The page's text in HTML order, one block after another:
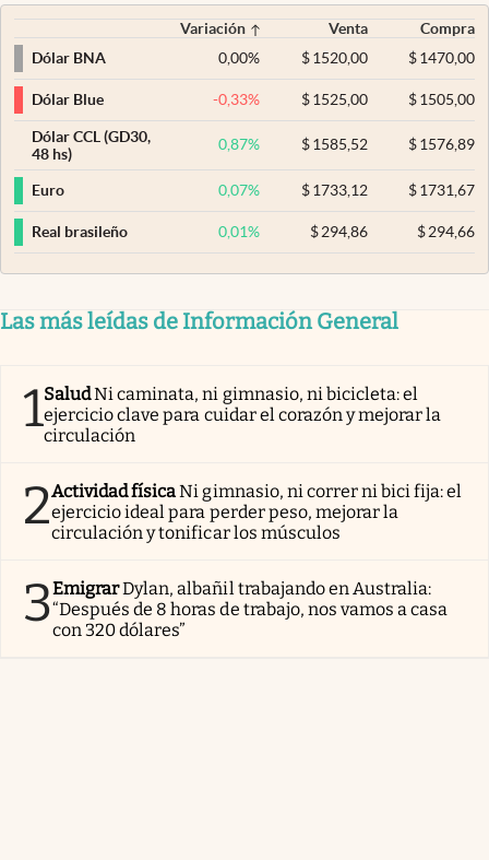
Variación Venta
Compra
Dólar BNA
0,00% $ 1520,00 $1470,00
Dólar Blue -0,33% $ 1525,00 $1505,00
Dólar CCL (GD30,
48 hs)
0,87% $ 1585,52 $1576,89
Euro 0,07% $ 1733,12 $1731,67
Real brasileño 0,01% $ 294,86 $294,66
Las más leídas de Información General
1SaludNi caminata, ni gimnasio, ni bicicleta: el
ejercicio clave para cuidar el corazón y mejorar la
circulación
2Actividad físicaNi gimnasio, ni correr ni bici fija: el
ejercicio ideal para perder peso, mejorar la
circulación y tonificar los músculos
3EmigrarDylan, albañil trabajando en Australia:
“Después de 8 horas de trabajo, nos vamos a casa
con 320 dólares”